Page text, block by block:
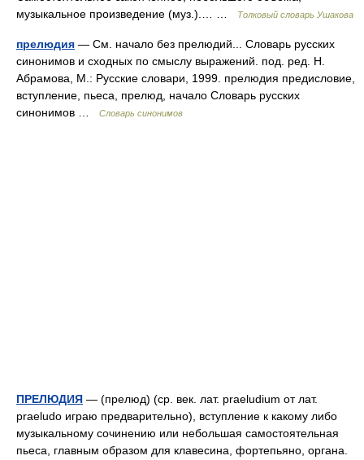
музыкальное произведение (муз.).… …
Толковый словарь Ушакова
прелюдия — См. начало без прелюдий... Словарь русских
синонимов и сходных по смыслу выражений. под. ред. Н.
Абрамова, М.: Русские словари, 1999. прелюдия предисловие,
вступление, пьеса, прелюд, начало Словарь русских
синонимов …
Словарь синонимов
ПРЕЛЮДИЯ — (прелюд) (ср. век. лат. praeludium от лат.
praeludo играю предварительно), вступление к какому либо
музыкальному сочинению или небольшая самостоятельная
пьеса, главным образом для клавесина, фортепьяно, органа.